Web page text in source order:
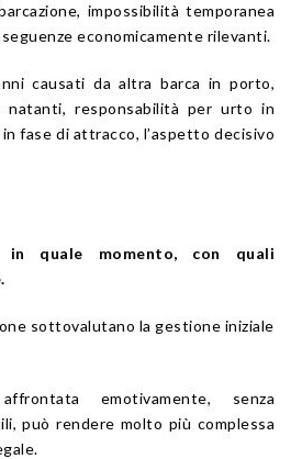
impossibilità temporanea
economicamente rilevanti.
causati da altra barca in porto,
natanti, responsabilità per urto in
fase di attracco, l’aspetto decisivo
quale momento, con quali
sottovalutano la gestione iniziale
emotivamente, senza
può rendere molto più complessa